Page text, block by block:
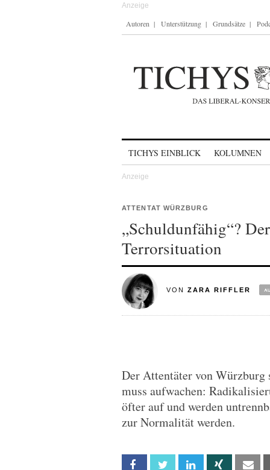
Autoren Unterstützung Grundsätze
TICHYS EINBLICK KOLUMNEN
ATTENTAT WÜRZBURG
„Schuldunfähig“?
Terrorsituation
VON ZARA RIFFLER
Der Attentäter von Würzburg
muss aufwachen:
öfter auf und werden
zur Normalität werden.
Facebook Twitter Linkedin Xing